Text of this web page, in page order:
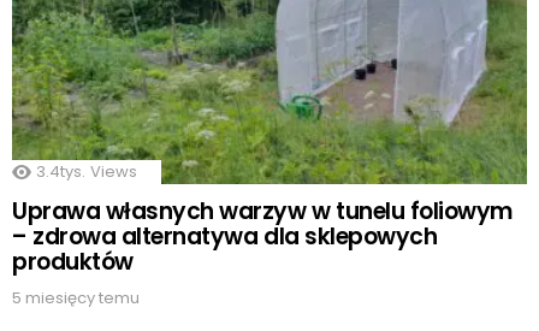
3.4tys. Views
Uprawa własnych warzyw w tunelu foliowym
– zdrowa alternatywa dla sklepowych
produktów
5 miesięcy temu